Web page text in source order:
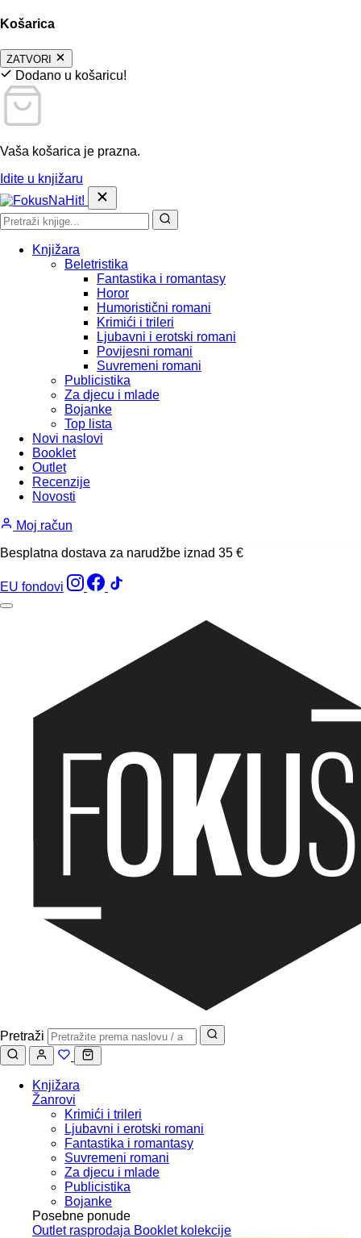
Košarica
ZATVORI
Dodano u košaricu!
Vaša košarica je prazna.
Idite u knjižaru
Knjižara
Beletristika
Fantastika i romantasy
Horor
Humoristični romani
Krimići i trileri
Ljubavni i erotski romani
Povijesni romani
Suvremeni romani
Publicistika
Za djecu i mlade
Bojanke
Top lista
Novi naslovi
Booklet
Outlet
Recenzije
Novosti
Moj račun
Besplatna dostava za narudžbe iznad 35 €
EU fondovi
Pretraži
Knjižara
Žanrovi
Krimići i trileri
Ljubavni i erotski romani
Fantastika i romantasy
Suvremeni romani
Za djecu i mlade
Publicistika
Bojanke
Posebne ponude
Outlet rasprodaja Booklet kolekcije